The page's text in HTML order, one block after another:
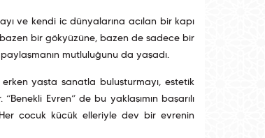
ve kendi iç dünyalarına açılan bir kapı
bir gökyüzüne, bazen de sadece bir
mutluluğunu da yaşadı.
yaşta sanatla buluşturmayı, estetik
Evren” de bu yaklaşımın başarılı
çocuk küçük elleriyle dev bir evrenin